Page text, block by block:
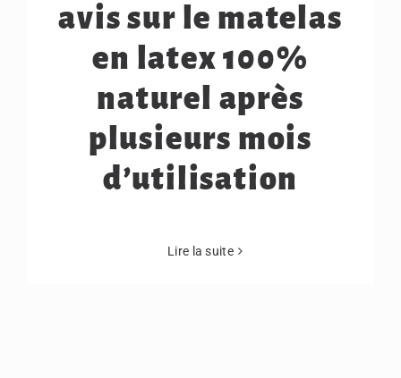
avis sur le matelas
en latex 100%
naturel après
plusieurs mois
d’utilisation
Lire la suite